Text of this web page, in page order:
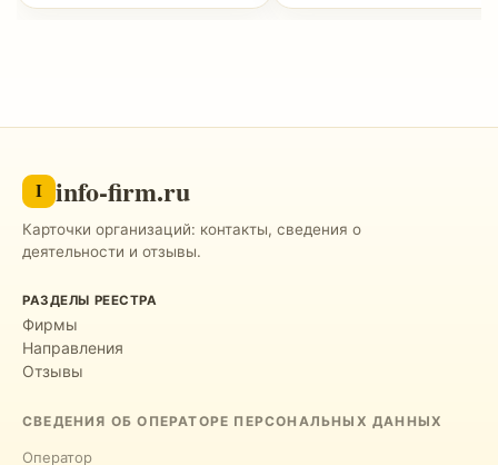
I info-firm.ru
Карточки организаций: контакты, сведения о
деятельности и отзывы.
РАЗДЕЛЫ РЕЕСТРА
Фирмы
Направления
Отзывы
СВЕДЕНИЯ ОБ ОПЕРАТОРЕ ПЕРСОНАЛЬНЫХ ДАННЫХ
Оператор